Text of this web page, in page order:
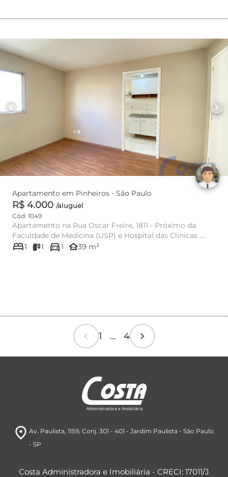
chevron_left chevron_right
Apartamento em Pinheiros - São Paulo
R$ 4.000 /aluguel
Cód: 1049
Apartamento na Rua Oscar Freire, 1811 - Próximo da
Faculdade de Medicina (USP) e Hospital das Clínicas .
Imóve...
bed1 1 directions_car1 other_houses39 m²
chevron_left 1 ... 4 chevron_right
room Av. Paulista, 1159, Conj. 301 - 401 - Jardim Paulista - São Paulo
- SP
Costa Administradora e Imobiliária - CRECI: 17011/J